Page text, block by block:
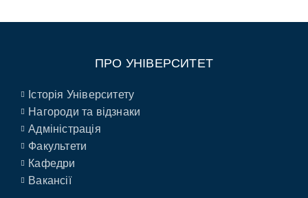
ПРО УНІВЕРСИТЕТ
Історія Університету
Нагороди та відзнаки
Адміністрація
Факультети
Кафедри
Вакансії